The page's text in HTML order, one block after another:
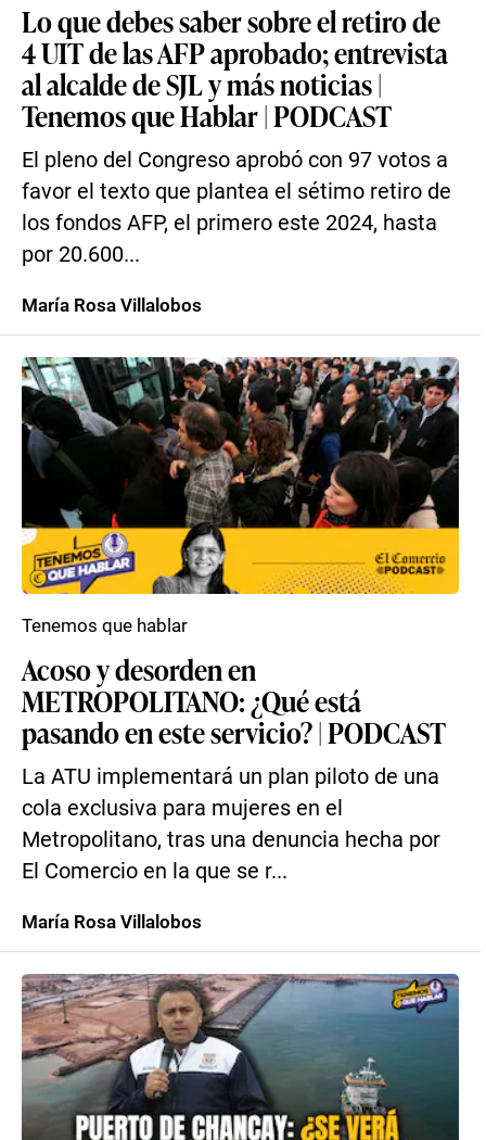
Lo que debes saber sobre el retiro de
4 UIT de las AFP aprobado; entrevista
al alcalde de SJL y más noticias |
Tenemos que Hablar | PODCAST
El pleno del Congreso aprobó con 97 votos a
favor el texto que plantea el sétimo retiro de
los fondos AFP, el primero este 2024, hasta
por 20.600...
María Rosa Villalobos
Acoso y desorden en
METROPOLITANO: ¿Qué está
pasando en este servicio? | PODCAST
La ATU implementará un plan piloto de una
cola exclusiva para mujeres en el
Metropolitano, tras una denuncia hecha por
El Comercio en la que se r...
Tenemos que hablar
María Rosa Villalobos